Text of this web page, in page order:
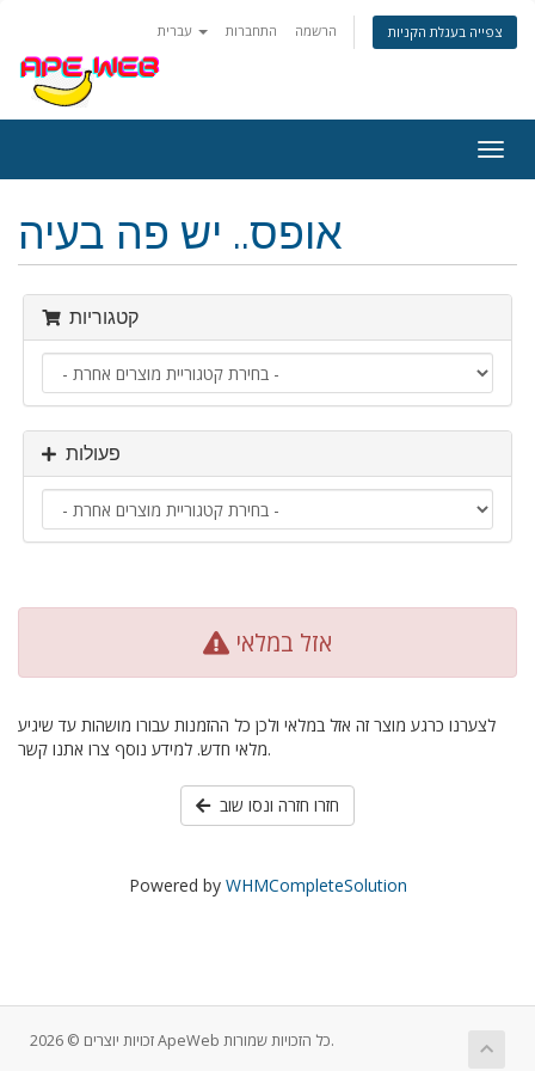
התחברות הרשמה צפייה בעגלת הקניות
ניווט
אופס.. יש פה בעיה
קטגוריות
פעולות
אזל במלאי
לצערנו כרגע מוצר זה אזל במלאי ולכן כל ההזמנות עבורו מושהות עד שיגיע
מלאי חדש. למידע נוסף צרו אתנו קשר.
חזרו חזרה ונסו שוב
Powered by WHMCompleteSolution
זכויות יוצרים © 2026 ApeWeb כל הזכויות שמורות.